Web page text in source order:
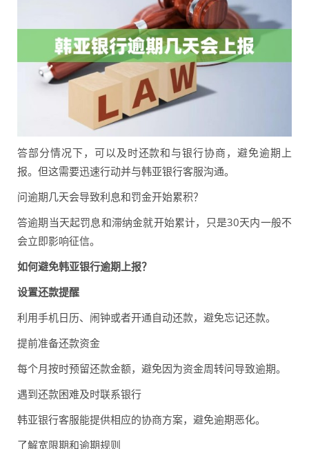
答部分情况下，可以及时还款和与银行协商，避免逾期上
报。但这需要迅速行动并与韩亚银行客服沟通。
问逾期几天会导致利息和罚金开始累积？
答逾期当天起罚息和滞纳金就开始累计，只是30天内一般不
会立即影响征信。
如何避免韩亚银行逾期上报？
设置还款提醒
利用手机日历、闹钟或者开通自动还款，避免忘记还款。
提前准备还款资金
每个月按时预留还款金额，避免因为资金周转问导致逾期。
遇到还款困难及时联系银行
韩亚银行客服能提供相应的协商方案，避免逾期恶化。
了解宽限期和逾期规则